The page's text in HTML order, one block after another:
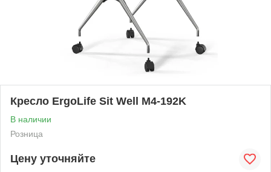
Кресло ErgoLife Sit Well M4-192K
В наличии
Розница
Цену уточняйте